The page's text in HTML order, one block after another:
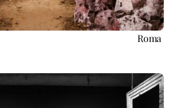
Roma